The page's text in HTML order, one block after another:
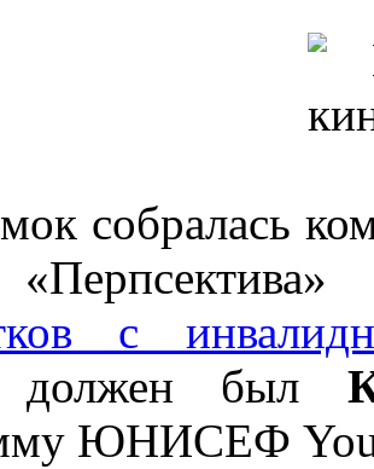
собралась
с
должен был
ЮНИСЕФ